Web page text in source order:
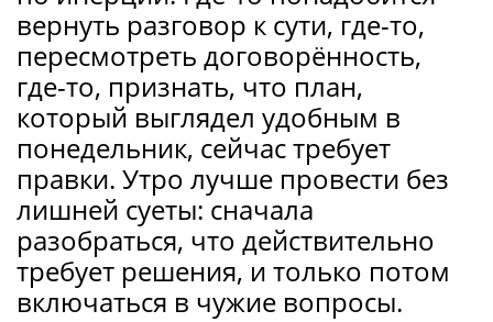
вернуть разговор к сути, где-то,
пересмотреть договорённость,
где-то, признать, что план,
который выглядел удобным в
понедельник, сейчас требует
правки. Утро лучше провести без
лишней суеты: сначала
разобраться, что действительно
требует решения, и только потом
включаться в чужие вопросы.